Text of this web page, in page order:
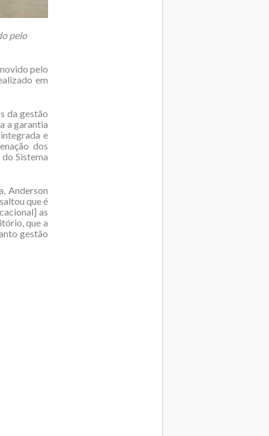
pelo
pelo
em
da gestão
a garantia
e
dos
Sistema
Anderson
que é
as
que a
gestão